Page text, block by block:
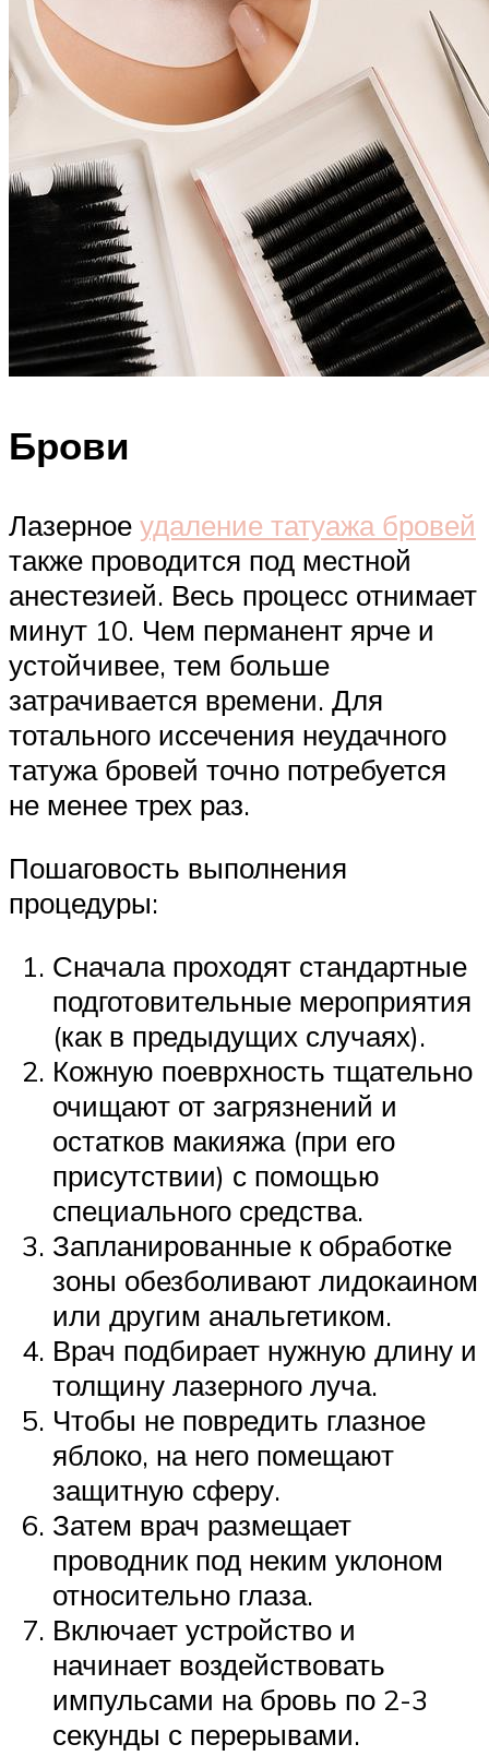
Брови
Лазерное удаление татуажа бровей
также проводится под местной
анестезией. Весь процесс отнимает
минут 10. Чем перманент ярче и
устойчивее, тем больше
затрачивается времени. Для
тотального иссечения неудачного
татужа бровей точно потребуется
не менее трех раз.
Пошаговость выполнения
процедуры:
Сначала проходят стандартные
подготовительные мероприятия
(как в предыдущих случаях).
Кожную поеврхность тщательно
очищают от загрязнений и
остатков макияжа (при его
присутствии) с помощью
специального средства.
Запланированные к обработке
зоны обезболивают лидокаином
или другим анальгетиком.
Врач подбирает нужную длину и
толщину лазерного луча.
Чтобы не повредить глазное
яблоко, на него помещают
защитную сферу.
Затем врач размещает
проводник под неким уклоном
относительно глаза.
Включает устройство и
начинает воздействовать
импульсами на бровь по 2-3
секунды с перерывами.